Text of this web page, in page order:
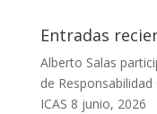
Entradas
Alberto Salas
de
ICAS 8 junio, 2026